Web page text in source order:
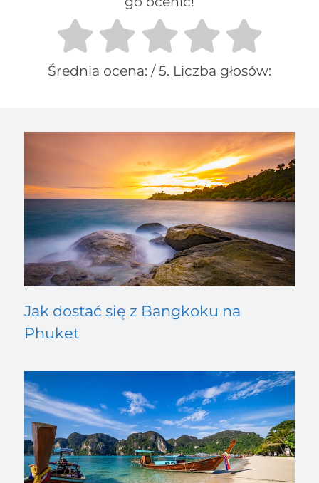
Średnia ocena: / 5. Liczba głosów:
Jak dostać się z Bangkoku na
Phuket